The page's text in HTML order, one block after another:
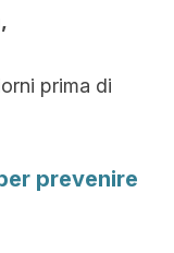
prima di
prevenire